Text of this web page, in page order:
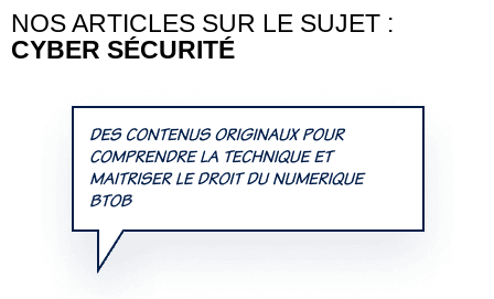
NOS ARTICLES SUR LE SUJET :
CYBER SÉCURITÉ